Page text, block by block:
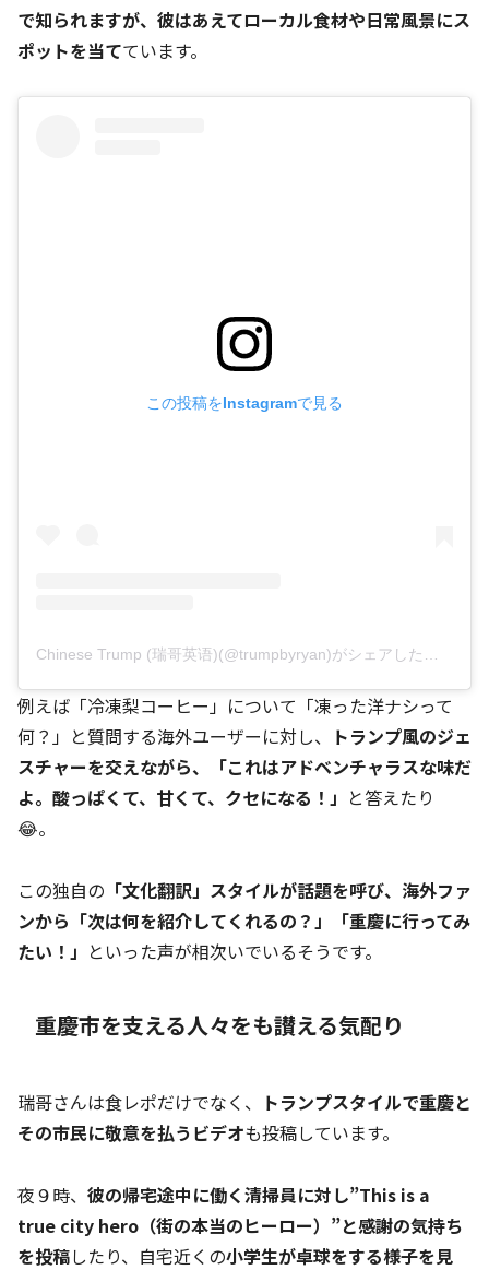
で知られますが、彼はあえてローカル食材や日常風景にス
ポットを当てています。
この投稿をInstagramで見る
例えば「冷凍梨コーヒー」について「凍った洋ナシって
何？」と質問する海外ユーザーに対し、 トランプ風のジェ
スチャーを交えながら、「これはアドベンチャラスな味だ
よ。酸っぱくて、甘くて、クセになる！」 と答えたり
😂。
この独自の 「文化翻訳」スタイルが話題を呼び、海外ファ
ンから「次は何を紹介してくれるの？」「重慶に行ってみ
たい！」 といった声が相次いでいるそうです。
重慶市を支える人々をも讃える気配り
瑞哥さんは食レポだけでなく、 トランプスタイルで重慶と
その市民に敬意を払うビデオも投稿しています。
夜９時、 彼の帰宅途中に働く清掃員に対し”This is a
true city hero（街の本当のヒーロー）”と感謝の気持ち
を投稿したり、自宅近くの小学生が卓球をする様子を見